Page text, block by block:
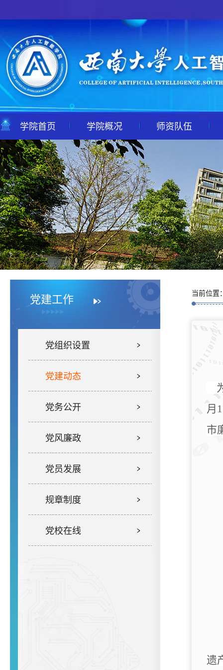
学院首页 学院概况 师资队伍
党建工作
党组织设置
党建动态
党务公开
党风廉政
党员发展
规章制度
党校在线
当前位置
月
市
遗